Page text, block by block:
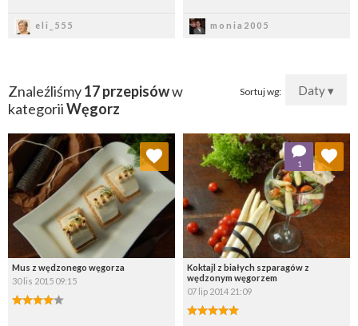
eli_555 monia2005
Sortuj wg: Daty ▾
Znaleźliśmy17 przepisóww
kategoriiWęgorz
Mus z wędzonego węgorza
30 lis 2015 09:15
Dodaj do ulubionych
Wybierz listę:
Koktajl z białych szparagów z
wędzonym węgorzem
07 lip 2014 21:09
1
Dodaj do ulubionych
Wybierz listę: